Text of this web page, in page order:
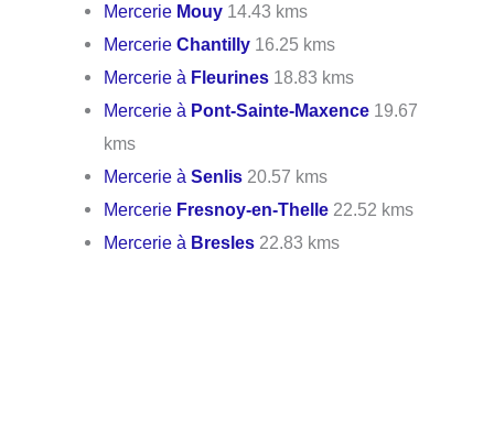
Mercerie Mouy 14.43 kms
MercerieChantilly 16.25 kms
Mercerie à Fleurines 18.83 kms
Mercerie à Pont-Sainte-Maxence 19.67
kms
Mercerie àSenlis 20.57 kms
Mercerie Fresnoy-en-Thelle 22.52 kms
Mercerie à Bresles 22.83 kms